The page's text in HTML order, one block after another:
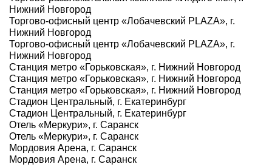
Нижний Новгород
Торгово-офисный центр «Лобачевский PLAZA», г.
Нижний Новгород
Торгово-офисный центр «Лобачевский PLAZA», г.
Нижний Новгород
Станция метро «Горьковская», г. Нижний Новгород
Станция метро «Горьковская», г. Нижний Новгород
Станция метро «Горьковская», г. Нижний Новгород
Стадион Центральный, г. Екатеринбург
Стадион Центральный, г. Екатеринбург
Отель «Меркури», г. Саранск
Отель «Меркури», г. Саранск
Мордовия Арена, г. Саранск
Мордовия Арена, г. Саранск